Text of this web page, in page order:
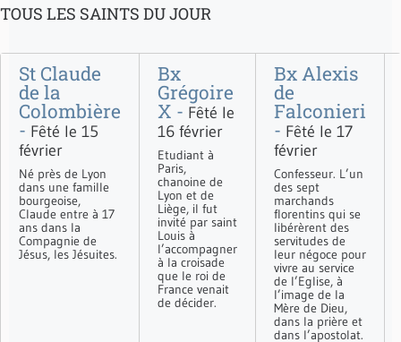
TOUS LES SAINTS DU JOUR
St Claude
de la
Colombière
- Fêté le 15
février
Né près de Lyon
dans une famille
bourgeoise,
Claude entre à 17
ans dans la
Compagnie de
Jésus, les Jésuites.
Bx
Grégoire
X - Fêté le
16 février
Etudiant à
Paris,
chanoine de
Lyon et de
Liège, il fut
invité par saint
Louis à
l’accompagner
à la croisade
que le roi de
France venait
de décider.
Bx Alexis
de
Falconieri
- Fêté le 17
février
Confesseur. L’un
des sept
marchands
florentins qui se
libérèrent des
servitudes de
leur négoce pour
vivre au service
de l’Eglise, à
l’image de la
Mère de Dieu,
dans la prière et
dans l’apostolat.